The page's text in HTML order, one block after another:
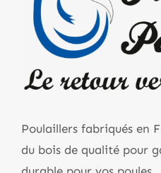
Poulaillers fabriqués en
du bois de qualité pour